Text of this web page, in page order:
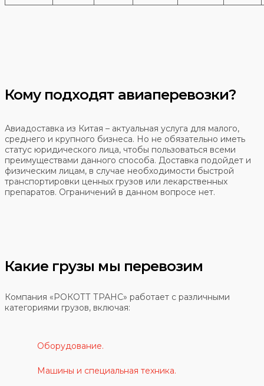
Кому подходят авиаперевозки?
Авиадоставка из Китая – актуальная услуга для малого,
среднего и крупного бизнеса. Но не обязательно иметь
статус юридического лица, чтобы пользоваться всеми
преимуществами данного способа. Доставка подойдет и
физическим лицам, в случае необходимости быстрой
транспортировки ценных грузов или лекарственных
препаратов. Ограничений в данном вопросе нет.
Какие грузы мы перевозим
Компания «РОКОТТ ТРАНС» работает с различными
категориями грузов, включая:
Оборудование.
Машины и специальная техника.